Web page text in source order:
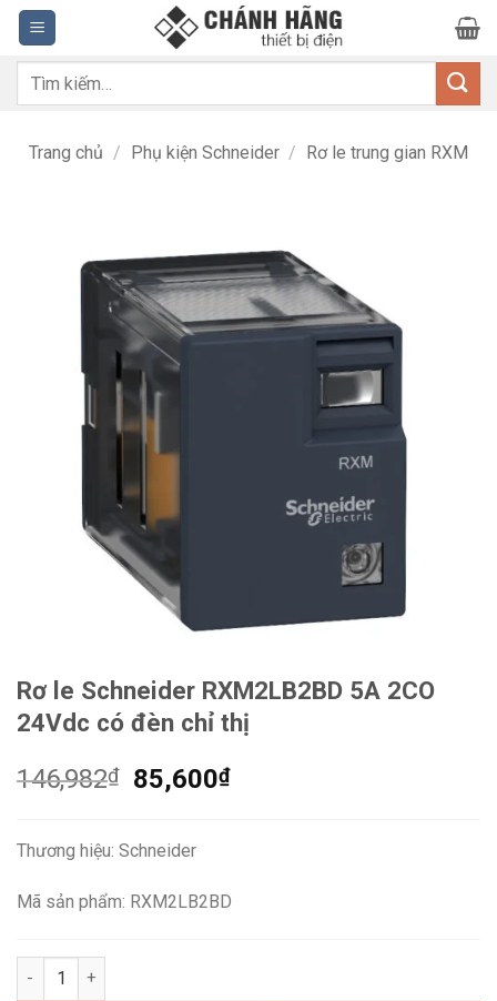
Bỏ
qua
nội
dung
Tìm
Trang chủ / Phụ kiện Schneider / Rơ le trung gian RXM
Rơ le Schneider RXM2LB2BD 5A 2CO
24Vdc có đèn chỉ thị
146,982₫
Giá
146,982₫.
85,600₫Giá
Thương hiệu: Schneider
Mã sản phẩm: RXM2LB2BD
Rơ le Schneider RXM2LB2BD 5A 2CO 24Vdc có đèn chỉ thị số